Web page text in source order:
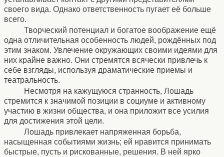
своего вида. Однако ответственность пугает её больше
всего.
Творческий потенциал и богатое воображение ещё
одна отличительная особенность людей, рождённых под
этим знаком. Увлечение окружающих своими идеями для
них крайне важно. Они стремятся всячески привлечь к
себе взгляды, используя драматические приемы и
театральность.
Несмотря на кажущуюся странность, Лошадь
стремится к значимой позиции в социуме и активному
участию в жизни общества, и она приложит все усилия
для достижения этой цели.
Лошадь привлекает напряженная борьба,
насыщенная событиями жизнь; ей нравится принимать
быстрые, пусть и рискованные, решения. В ней ярко